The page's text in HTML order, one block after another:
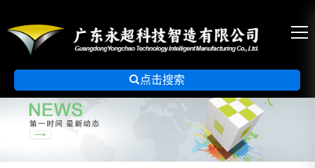
 点击搜索